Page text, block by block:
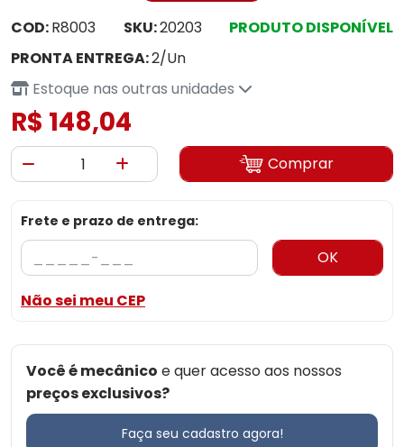
COD:R8003 SKU:20203
PRODUTO DISPONÍVEL
PRONTA ENTREGA:2/Un
Estoque nas outras unidades
R$ 148,04
Comprar
Frete e prazo de entrega:
OK
Não sei meu CEP
Você é mecânico e quer acesso aos nossos
preços exclusivos?
Faça seu cadastro agora!